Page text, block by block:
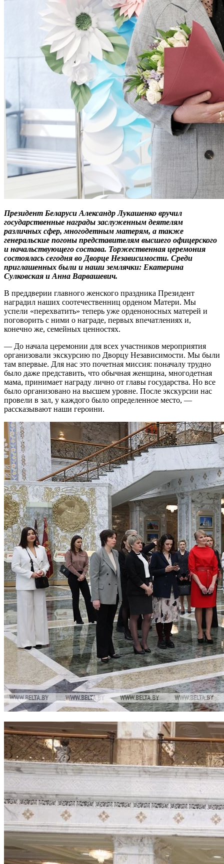
Президент Беларуси Александр Лукашенко вручил
государственные награды заслуженным деятелям
различных сфер, многодетным матерям, а также
генеральские погоны представителям высшего офицерского
и начальствующего состава. Торжественная церемония
состоялась сегодня во Дворце Независимости. Среди
приглашенных были и наши землячки: Екатерина
Сулковская и Анна Варвашевич.
В преддверии главного женского праздника Президент
наградил наших соотечественниц орденом Матери. Мы
успели «перехватить» теперь уже орденоносных матерей и
поговорить с ними о награде, первых впечатлениях и,
конечно же, семейных ценностях.
— До начала церемонии для всех участников мероприятия
организовали экскурсию по Дворцу Независимости. Мы были
там впервые. Для нас это почетная миссия: поначалу трудно
было даже представить, что обычная женщина, многодетная
мама, принимает награду лично от главы государства. Но все
было организовано на высшем уровне. После экскурсии нас
провели в зал, у каждого было определенное место, —
рассказывают наши героини.